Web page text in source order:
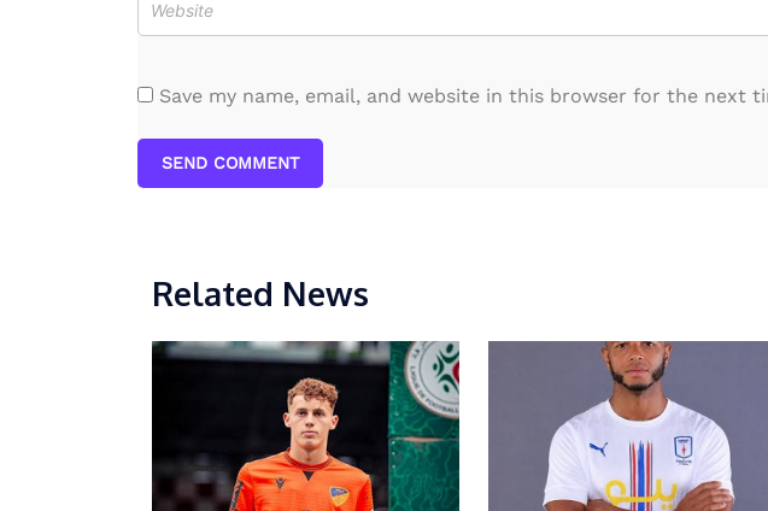
Save my name, email, and website in this browser for the next
SEND COMMENT
Related News